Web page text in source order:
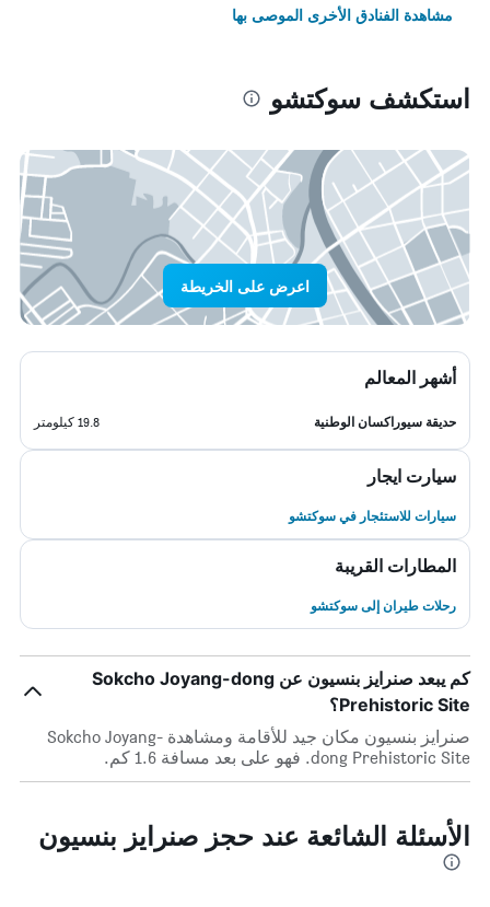
مشاهدة الفنادق الأخرى الموصى بها
استكشف سوكتشو
اعرض على الخريطة
أشهر المعالم
حديقة سيوراكسان الوطنية 19.8 كيلومتر
سيارت ايجار
سيارات للاستئجار في سوكتشو
المطارات القريبة
رحلات طيران إلى سوكتشو
كم يبعد صنرايز بنسيون عن Sokcho Joyang-dong
Prehistoric Site؟
صنرايز بنسيون مكان جيد للأقامة ومشاهدة Sokcho Joyang-
dong Prehistoric Site. فهو على بعد مسافة 1.6 كم.
الأسئلة الشائعة عند حجز صنرايز بنسيون